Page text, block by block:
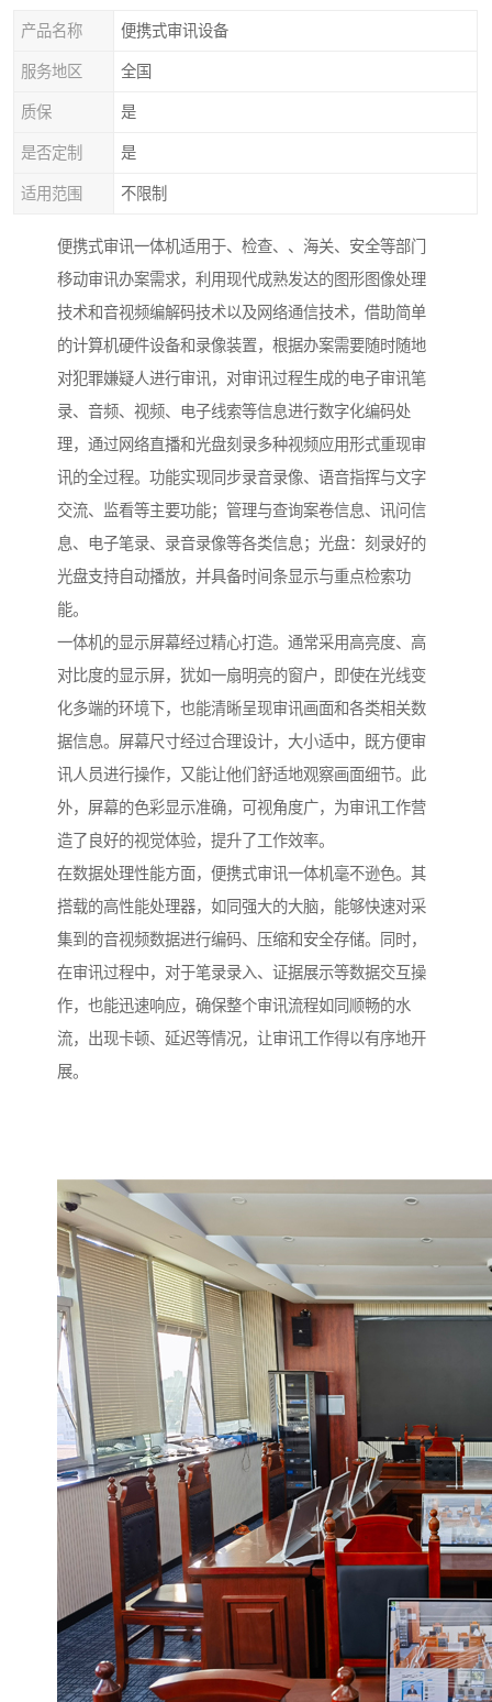
产品名称 便携式审讯设备
服务地区 全国
质保 是
是否定制 是
适用范围 不限制
便携式审讯一体机适用于、检查、、海关、安全等部门
移动审讯办案需求，利用现代成熟发达的图形图像处理
技术和音视频编解码技术以及网络通信技术，借助简单
的计算机硬件设备和录像装置，根据办案需要随时随地
对犯罪嫌疑人进行审讯，对审讯过程生成的电子审讯笔
录、音频、视频、电子线索等信息进行数字化编码处
理，通过网络直播和光盘刻录多种视频应用形式重现审
讯的全过程。功能实现同步录音录像、语音指挥与文字
交流、监看等主要功能；管理与查询案卷信息、讯问信
息、电子笔录、录音录像等各类信息；光盘：刻录好的
光盘支持自动播放，并具备时间条显示与重点检索功
能。
一体机的显示屏幕经过精心打造。通常采用高亮度、高
对比度的显示屏，犹如一扇明亮的窗户，即使在光线变
化多端的环境下，也能清晰呈现审讯画面和各类相关数
据信息。屏幕尺寸经过合理设计，大小适中，既方便审
讯人员进行操作，又能让他们舒适地观察画面细节。此
外，屏幕的色彩显示准确，可视角度广，为审讯工作营
造了良好的视觉体验，提升了工作效率。​
在数据处理性能方面，便携式审讯一体机毫不逊色。其
搭载的高性能处理器，如同强大的大脑，能够快速对采
集到的音视频数据进行编码、压缩和安全存储。同时，
在审讯过程中，对于笔录录入、证据展示等数据交互操
作，也能迅速响应，确保整个审讯流程如同顺畅的水
流，出现卡顿、延迟等情况，让审讯工作得以有序地开
展。​